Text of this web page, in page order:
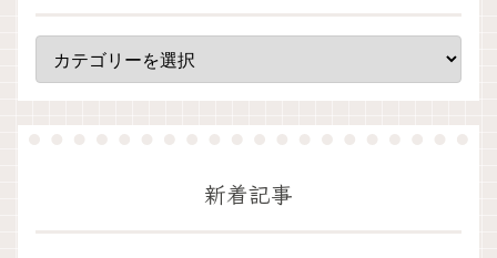
新着記事